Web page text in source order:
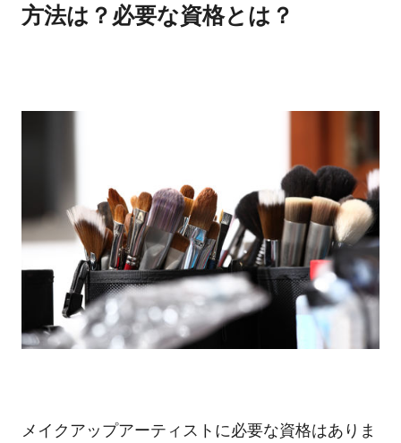
方法は？必要な資格とは？
メイクアップアーティストに必要な資格はありま